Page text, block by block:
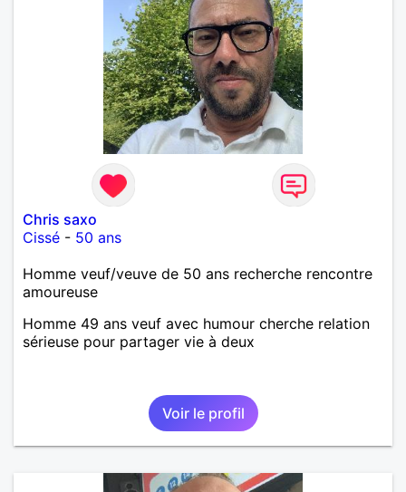
Chris saxo
Cissé - 50 ans
Homme veuf/veuve de 50 ans recherche rencontre
amoureuse
Homme 49 ans veuf avec humour cherche relation
sérieuse pour partager vie à deux
Voir le profil